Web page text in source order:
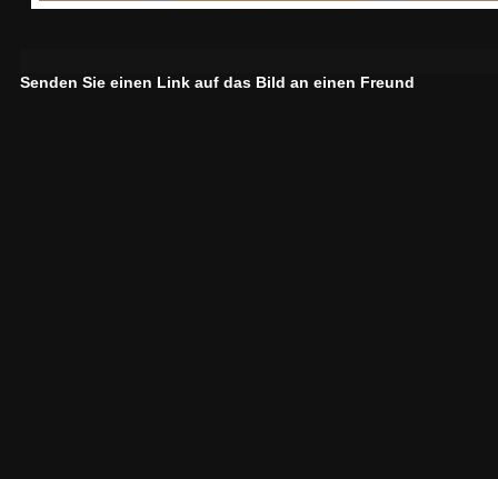
Senden Sie einen Link auf das Bild an einen Freund